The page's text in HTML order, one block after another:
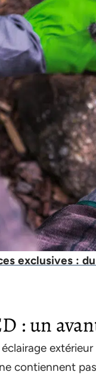
exclusives :
: un
ne contiennent